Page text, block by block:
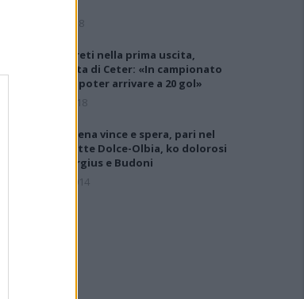
9 Nov 2018
Olbia, 8 reti nella prima uscita,
doppietta di Ceter: «In campionato
spero di poter arrivare a 20 gol»
21 Lug 2018
L'Arzachena vince e spera, pari nel
derby Latte Dolce-Olbia, ko dolorosi
per Selargius e Budoni
24 Mar 2014